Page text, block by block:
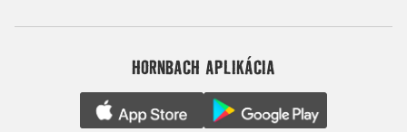
HORNBACH APLIKÁCIA